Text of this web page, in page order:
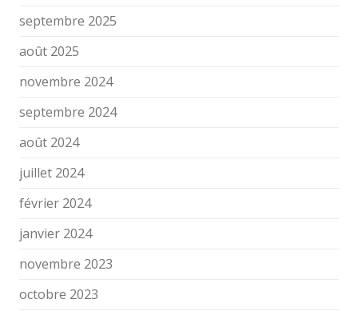
septembre 2025
août 2025
novembre 2024
septembre 2024
août 2024
juillet 2024
février 2024
janvier 2024
novembre 2023
octobre 2023